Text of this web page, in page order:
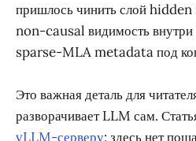
пришлось чинить слой
non-causal видимость внутри
sparse-MLA metadata под
Это важная деталь для
разворачивает LLM сам.
vLLM-серверу: здесь нет